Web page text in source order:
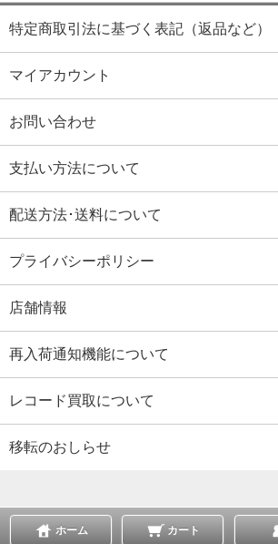
特定商取引法に基づく表記（返品など）
マイアカウント
お問い合わせ
支払い方法について
配送方法･送料について
プライバシーポリシー
店舗情報
再入荷通知機能について
レコード買取について
移転のおしらせ
ホーム カート